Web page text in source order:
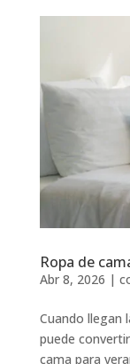
Ropa de
Abr 8, 2026 |
Cuando llegan
puede
cama para